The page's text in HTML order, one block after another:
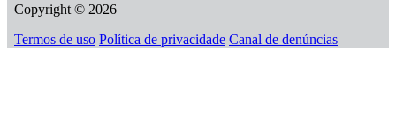
Copyright © 2026
Termos de uso Política de privacidade Canal de denúncias